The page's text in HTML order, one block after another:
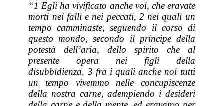
“1 Egli ha vivificato anche voi, che eravate
morti nei falli e nei peccati, 2 nei quali un
tempo camminaste, seguendo il corso di
questo mondo, secondo il principe della
potestà dell’aria, dello spirito che al
presente opera nei figli della
disubbidienza, 3 fra i quali anche noi tutti
un tempo vivemmo nelle concupiscenze
della nostra carne, adempiendo i desideri